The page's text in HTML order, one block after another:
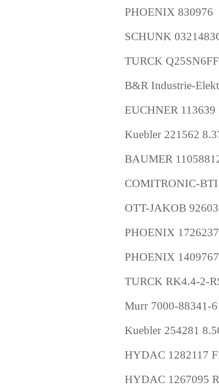
PHOENIX 830976
SCHUNK
TURCK
B&R Industrie-
EUCHNER
Kuebler 221562
BAUMER
COMITRONIC-
OTT-JAKOB
PHOENIX 1726237
PHOENIX 1409767
TURCK RK4.4-2-
Murr 7000-88341-
Kuebler 254281
HYDAC 1282117
HYDAC 1267095